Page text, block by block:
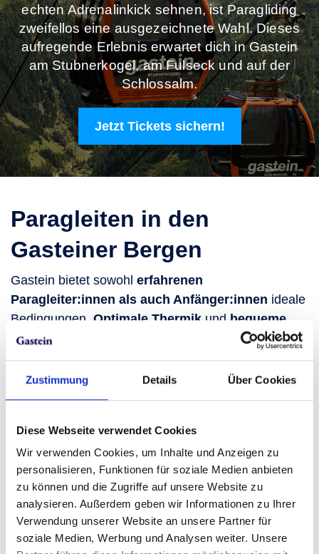
Zustimmung Details Über Cookies
Diese Webseite verwendet Cookies
Wir verwenden Cookies, um Inhalte und Anzeigen zu
personalisieren, Funktionen für soziale Medien anbieten
zu können und die Zugriffe auf unsere Website zu
analysieren. Außerdem geben wir Informationen zu Ihrer
Verwendung unserer Website an unsere Partner für
soziale Medien, Werbung und Analysen weiter. Unsere
echten Adrenalinkick sehnen, ist Paragliding
zweifellos eine ausgezeichnete Wahl. Dieses
aufregende Erlebnis erwartet dich in Gastein
am Stubnerkogel, am Fulseck und auf der
Schlossalm.
Jetzt Tickets sichern!
Paragleiten in den
Gasteiner Bergen
Gastein bietet sowohl erfahrenen
Paragleiter:innen als auch Anfänger:innen ideale
Bedingungen. Optimale Thermik und bequeme
Auffahrten mit der Seilbahn
sorgen für ein
entspanntes Paragliding-Erlebnis. Die Gondeln der
Seilbahnen sind groß genug, um Gleitschirme zu
unvergesslichen Flugerlebnis erwarten dich im Tal
eigens für Paragleiter:innen vorgesehene
Landewiesen.
Möchtest du selbst der Pilot oder die Pilotin sein
oder lieber als Passagier:in imTandemflugdie
einzigartige Aussicht auf die Salzburger Bergwelt